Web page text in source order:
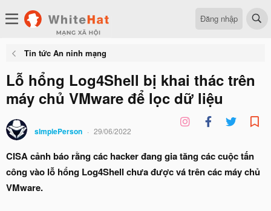
Đăng nhập
Tin tức An ninh mạng
Lỗ hổng Log4Shell bị khai thác trên
máy chủ VMware để lọc dữ liệu
sImplePerson 29/06/2022
CISA cảnh báo rằng các hacker đang gia tăng các cuộc tấn
công vào lỗ hổng Log4Shell chưa được vá trên các máy chủ
VMware.